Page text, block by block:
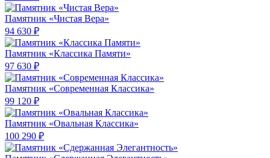
Памятник «Чистая Вера»
94 630 ₽
Памятник «Классика Памяти»
97 630 ₽
Памятник «Современная Классика»
99 120 ₽
Памятник «Овальная Классика»
100 290 ₽